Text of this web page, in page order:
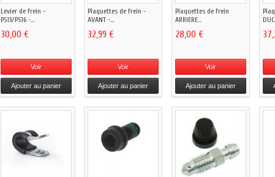
Levier de frein -
PS13/PS16 -...
30,00 €
Voir
Ajouter au panier
Plaquettes de frein -
AVANT -...
32,99 €
Voir
Ajouter au panier
Plaquettes de frein
ARRIERE...
28,00 €
Voir
Ajouter au panier